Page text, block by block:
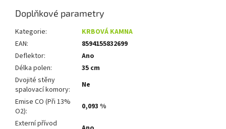
Doplňkové parametry
Kategorie:
KRBOVÁ KAMNA
EAN:
8594155832699
Deflektor:
Ano
Délka polen:
35 cm
Dvojité stěny
spalovací komory:
Ne
Emise CO (Při 13%
O2):
0,093 %
Externí přívod